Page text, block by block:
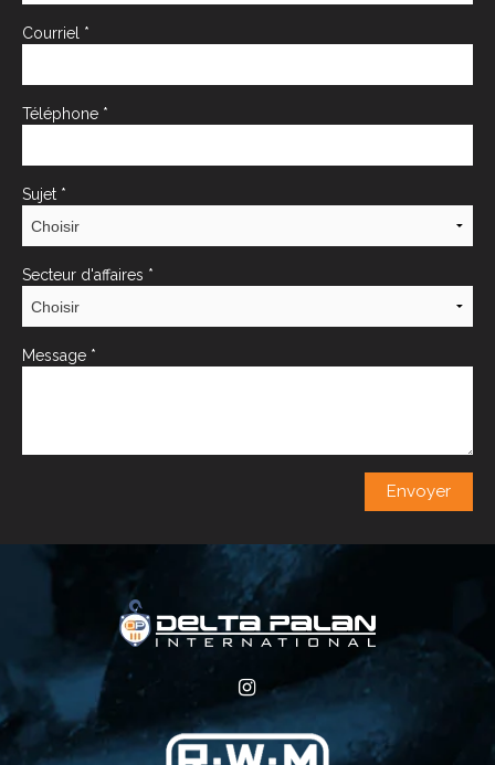
Courriel *
Téléphone *
Sujet *
Secteur d'affaires *
Message *